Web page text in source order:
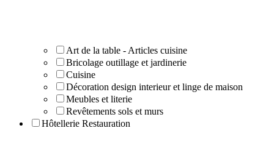
Art de la table - Articles cuisine
Bricolage outillage et jardinerie
Cuisine
Décoration design interieur et linge de maison
Meubles et literie
Revêtements sols et murs
Hôtellerie Restauration